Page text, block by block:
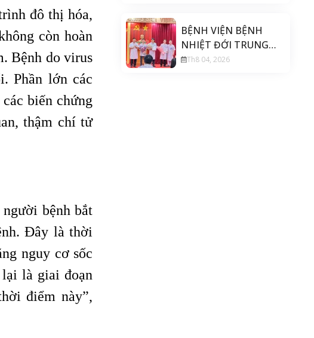
đô thị hóa,
còn hoàn
Bệnh do virus
Phần lớn các
biến chứng
thậm chí tử
bệnh bắt
Đây là thời
nguy cơ sốc
là giai đoạn
điểm này”,
BỆNH VIỆN BỆNH
NHIỆT ĐỚI TRUNG
ƯƠNG THÀNH LẬP
Th8 04, 2026